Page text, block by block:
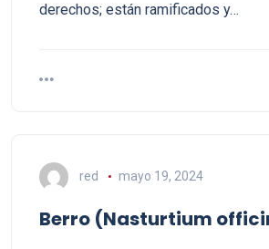
derechos; están ramificados y…
red mayo 19, 2024
Berro (Nasturtium